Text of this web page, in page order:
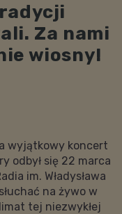
Za nami
wiosny!
wyjątkowy koncert
odbył się 22 marca
im. Władysława
na żywo w
tej niezwykłej